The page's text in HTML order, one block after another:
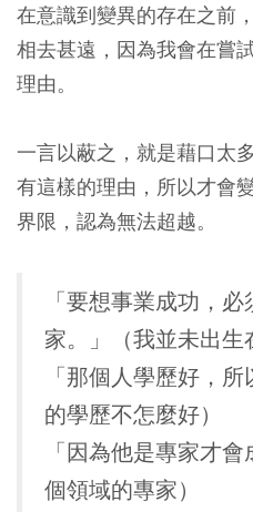
在意識到變異的存在之前
相去甚遠，因為我會在嘗
理由。
一言以蔽之，就是藉口太
有這樣的理由，所以才會
界限，認為無法超越。
「要想事業成功，
家。」（我並未出生
「那個人學歷好，
的學歷不怎麼好）
「因為他是專家才
個領域的專家）